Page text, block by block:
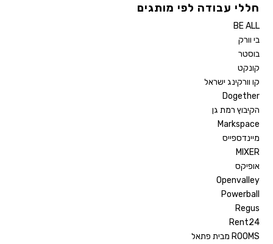
חללי עבודה לפי מותגים
BE ALL
בי וורק
בוסטר
קונקט
קו וורקינג ישראל
Dogether
הקיבוץ רמת גן
Markspace
מיינדספייס
MIXER
אופיקס
Openvalley
Powerball
Regus
Rent24
ROOMS מבית פתאל